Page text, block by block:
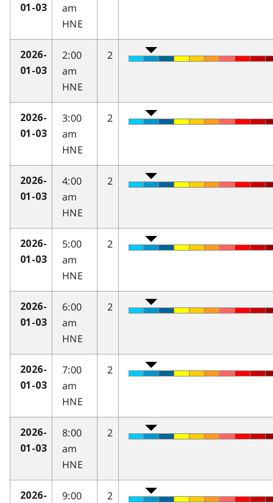
01-03
am
HNE
2026-
01-03
2:00
am
HNE
2
2026-
01-03
3:00
am
HNE
2
2026-
01-03
4:00
am
HNE
2
2026-
01-03
5:00
am
HNE
2
2026-
01-03
6:00
am
HNE
2
2026-
01-03
7:00
am
HNE
2
2026-
01-03
8:00
am
HNE
2
2026-
9:00
2